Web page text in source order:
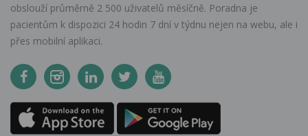
obslouží průměrně 2 500 uživatelů měsíčně. Poradna je
pacientům k dispozici 24 hodin 7 dní v týdnu nejen na webu, ale i
přes mobilní aplikaci.